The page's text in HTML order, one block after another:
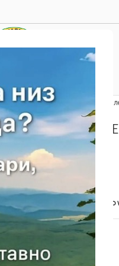
Home Останати производи
НАЛЕПНИЦИ (MY
50.00ден
Add to
Category:Налепници